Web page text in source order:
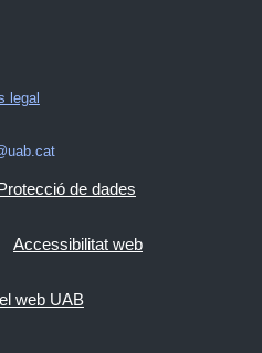
legal
de dades
Accessibilitat web
web UAB